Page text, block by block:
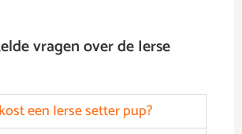
vragen over de Ierse
een Ierse setter pup?